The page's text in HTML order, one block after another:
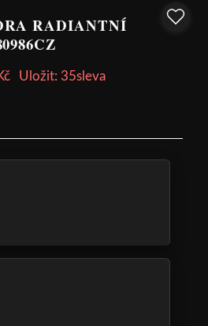
RADIANTNÍ
Uložit: 35sleva